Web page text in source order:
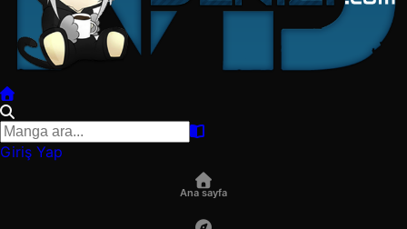
Giriş Yap
Ana sayfa